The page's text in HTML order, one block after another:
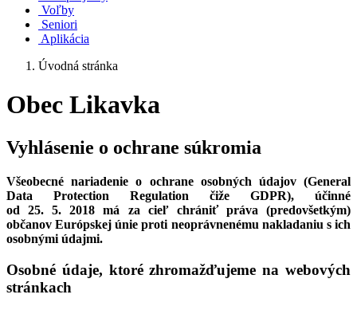
Voľby
Seniori
Aplikácia
Úvodná stránka
Obec Likavka
Vyhlásenie o ochrane súkromia
Všeobecné nariadenie o ochrane osobných údajov (General
Data Protection Regulation čiže GDPR), účinné
od 25. 5. 2018 má za cieľ chrániť práva (predovšetkým)
občanov Európskej únie proti neoprávnenému nakladaniu s ich
osobnými údajmi.
Osobné údaje, ktoré zhromažďujeme na webových
stránkach